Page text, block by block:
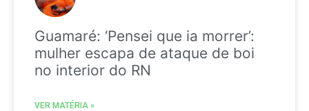
Guamaré: ‘Pensei que ia morrer’:
mulher escapa de ataque de boi
no interior do RN
VER MATÉRIA »